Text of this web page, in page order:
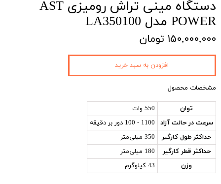
دستگاه مینی تراش رومیزی AST
POWER مدل LA350100
۱۵۰,۰۰۰,۰۰۰ تومان
مشخصات محصول
توان
550 وات
سرعت در حالت آزاد
1100 - 100 دور بر دقیقه
حداکثر طول کارگیر
350 میلی‌متر
حداکثر قطر کارگیر
180 میلی‌متر
وزن
43 کیلوگرم
افزودن به سبد خرید